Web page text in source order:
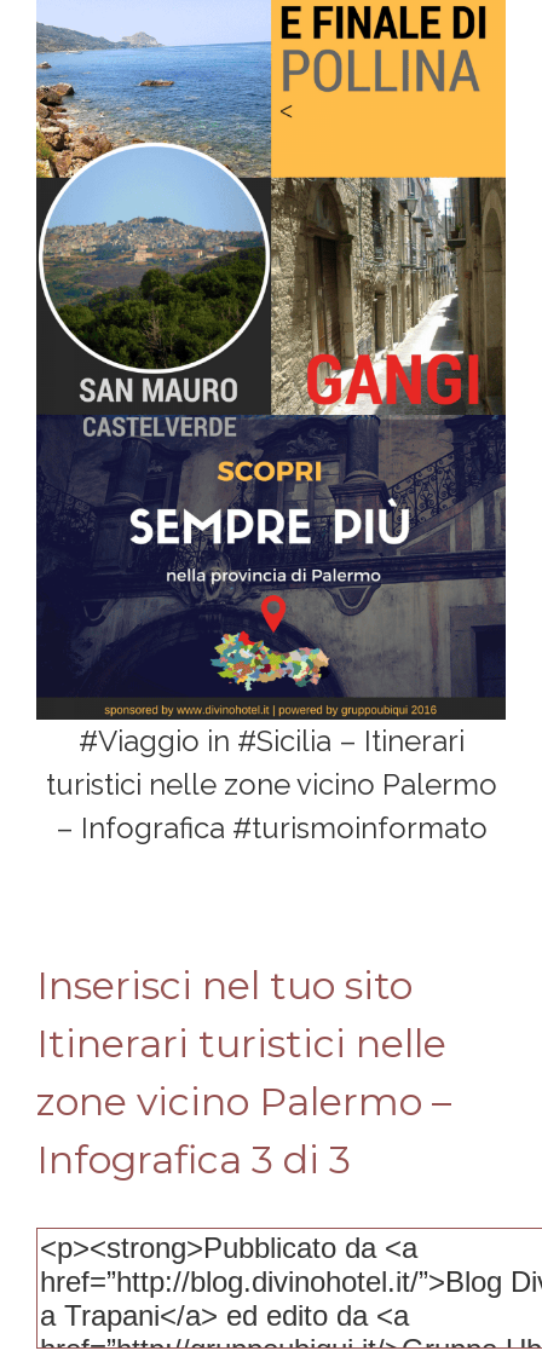
#Viaggio in #Sicilia – Itinerari
turistici nelle zone vicino Palermo
– Infografica #turismoinformato
Inserisci nel tuo sito
Itinerari turistici nelle
zone vicino Palermo –
Infografica 3 di 3